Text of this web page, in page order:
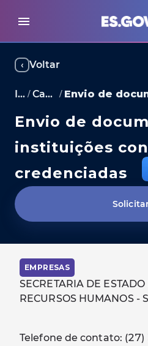
‹ Voltar
Início / Carta de Serviços /
Envio de
instituições
credenciadas
EMPRESAS
SECRETARIA DE ESTADO
RECURSOS HUMANOS -
Telefone de contato: